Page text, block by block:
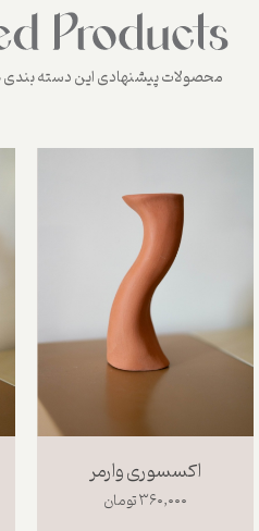
محصولات پیشنهادی این دسته بندی
اکسسوری وارمر
۳۶۰,۰۰۰ تومان